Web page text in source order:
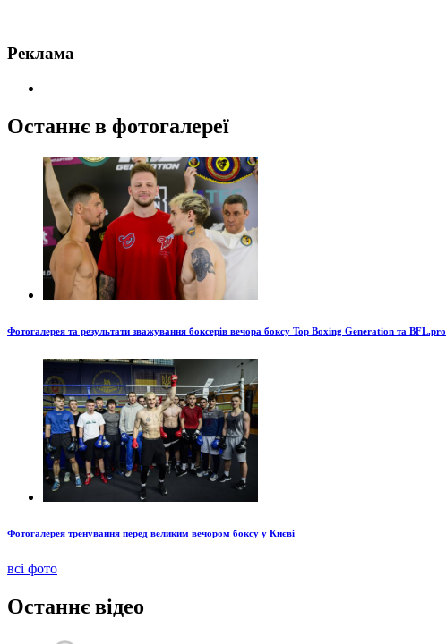
Реклама
Останнє в фотогалереї
Фотогалерея та результати зважування боксерів вечора боксу Top Boxing Generation та BFL.pro
Фотогалерея тренування перед великим вечором боксу у Києві
всі фото
Останнє відео